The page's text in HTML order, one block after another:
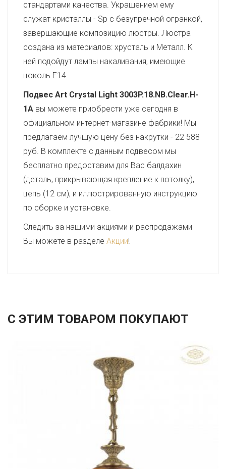
стандартами качества. Украшением ему
служат кристаллы - Sp с безупречной огранкой,
завершающие композицию люстры. Люстра
создана из материалов: хрусталь и Металл. К
ней подойдут лампы накаливания, имеющие
цоколь E14.
Подвес Art Crystal Light 3003P.18.NB.Clear.H-
1A вы можете приобрести уже сегодня в
официальном интернет-магазине фабрики! Мы
предлагаем лучшую цену без накрутки - 22 588
руб. В комплекте с данным подвесом мы
бесплатно предоставим для Вас балдахин
(деталь, прикрывающая крепление к потолку),
цепь (12 см), и иллюстрированную инструкцию
по сборке и установке.
Следить за нашими акциями и распродажами
Вы можете в разделе Акции!
С ЭТИМ ТОВАРОМ ПОКУПАЮТ